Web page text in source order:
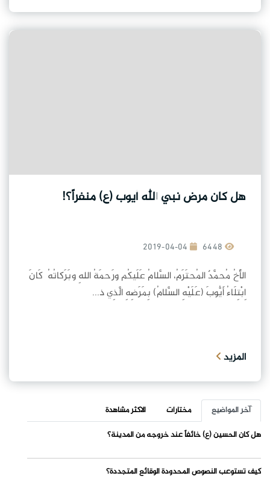
هل كان مرض نبي الله أيوب (ع) منفراً؟!
2019-04-04
الأَخُ مُحمَّدٌ المُحتَرَمُ، السَّلامُ عَلَيكُم ورَحمَةُ اللهِ وبَرَكاتُهُ كَانَ
اِبْتِلَاءُ أَيُّوبَ (عَلَيْهِ السَّلامُ) بِمَرَضِهِ الَّذِي ذ...
المزيد
آخر المواضيع مختارات
الاكثر مشاهدة
هل كان الحسين (ع) خائفاً عند خروجه من المدينة؟
كيف تستوعب النصوص المحدودة الوقائع المتجددة؟